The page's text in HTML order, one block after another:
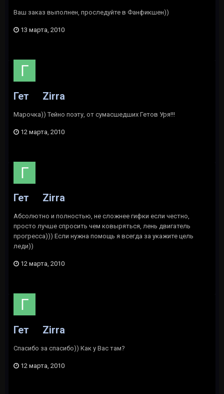
Ваш заказ выполнен, проследуйте в Фанфикшен))
13 марта, 2010
Гет Zirra
Марочка)) Тейно поэту, от сумасшедших Гетов Уря!!!
12 марта, 2010
Гет Zirra
Абсолютно и полностью, не сложнее гифки если честно,
просто лучше спросить чем ковыряться, лень двигатель
прогресса))) Если нужна помощь я всегда за укажите цель
леди))
12 марта, 2010
Гет Zirra
Спасибо за спасибо)) Как у Вас там?
12 марта, 2010